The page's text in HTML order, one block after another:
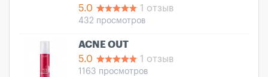
5.0
1 отзыв
432 просмотров
ACNE OUT
5.0
1 отзыв
1163 просмотров